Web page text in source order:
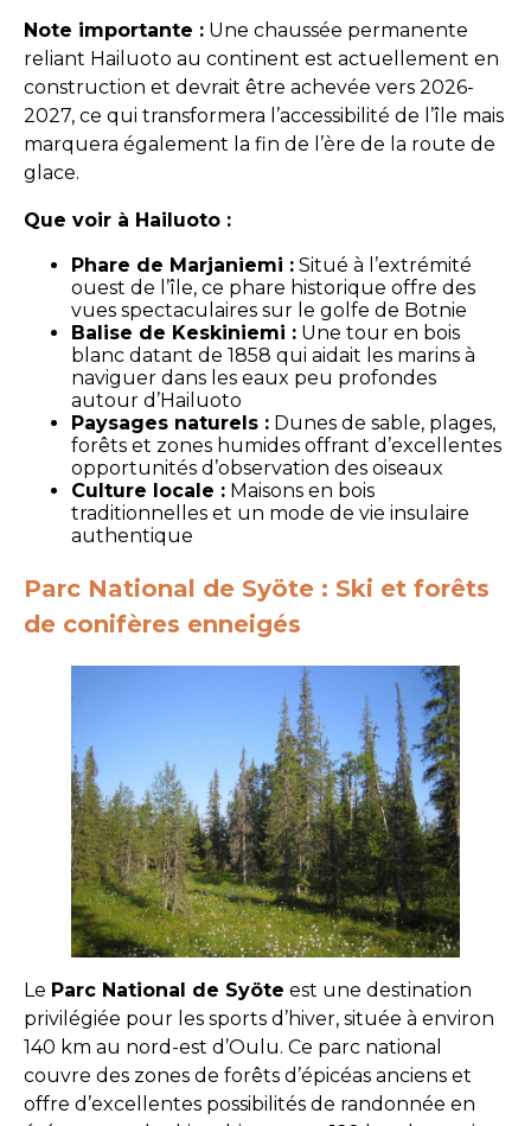
Note importante : Une chaussée permanente
reliant Hailuoto au continent est actuellement en
construction et devrait être achevée vers 2026-
2027, ce qui transformera l’accessibilité de l’île mais
marquera également la fin de l’ère de la route de
glace.
Que voir à Hailuoto :
Phare de Marjaniemi : Situé à l’extrémité
ouest de l’île, ce phare historique offre des
vues spectaculaires sur le golfe de Botnie
Balise de Keskiniemi : Une tour en bois
blanc datant de 1858 qui aidait les marins à
naviguer dans les eaux peu profondes
autour d’Hailuoto
Paysages naturels : Dunes de sable, plages,
forêts et zones humides offrant d’excellentes
opportunités d’observation des oiseaux
Culture locale : Maisons en bois
traditionnelles et un mode de vie insulaire
authentique
Parc National de Syöte : Ski et forêts
de conifères enneigés
Le Parc National de Syöte est une destination
privilégiée pour les sports d’hiver, située à environ
140 km au nord-est d’Oulu. Ce parc national
couvre des zones de forêts d’épicéas anciens et
offre d’excellentes possibilités de randonnée en